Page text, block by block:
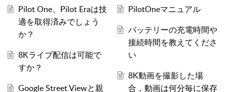
Pilot One、Pilot Eraは技
適を取得済みでしょう
か？
8Kライブ配信は可能で
すか？
Google Street Viewと親
PilotOneマニュアル
バッテリーの充電時間や
接続時間を教えてくださ
い
8K動画を撮影した場
合，動画は何分毎に保存